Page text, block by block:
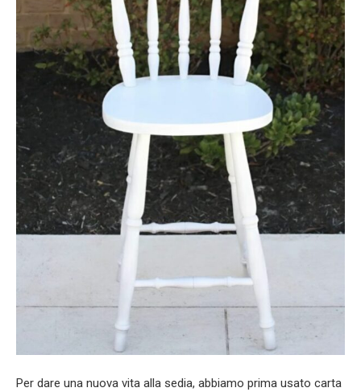
Per dare una nuova vita alla sedia, abbiamo prima usato carta